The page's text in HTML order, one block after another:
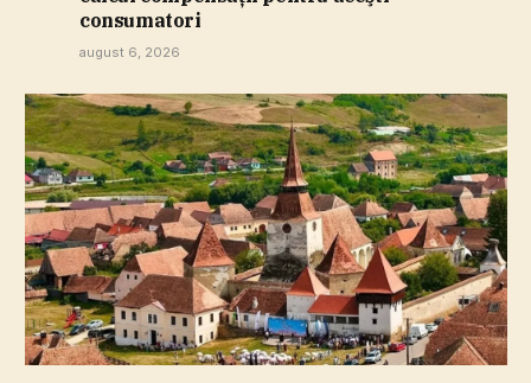
consumatori
august 6, 2026